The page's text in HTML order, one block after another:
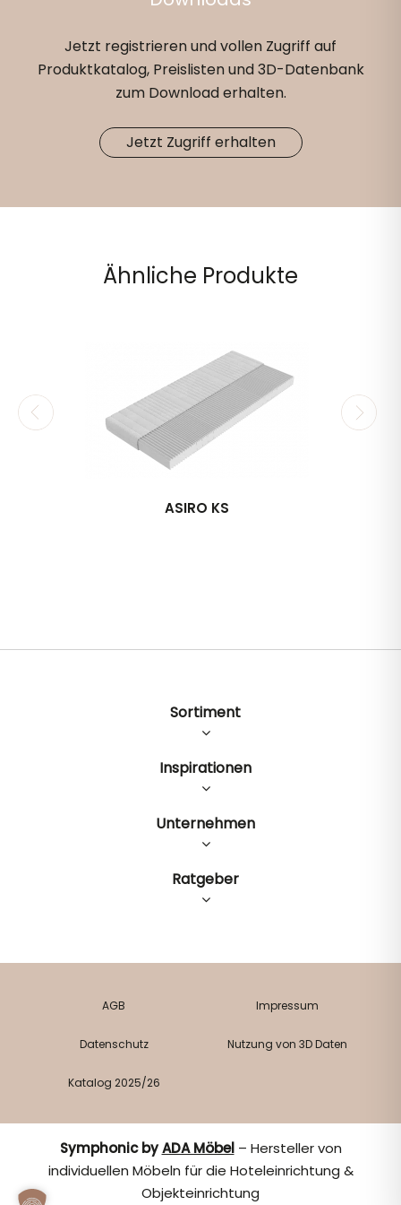
Jetzt registrieren und vollen Zugriff auf
Produktkatalog, Preislisten und 3D-Datenbank
zum Download erhalten.
Jetzt Zugriff erhalten
Ähnliche Produkte
ASIRO KS
Sortiment
Inspirationen
Unternehmen
Ratgeber
AGB Impressum
Datenschutz Nutzung von 3D Daten
Katalog 2025/26
Symphonic byADA Möbel– Hersteller von
individuellen Möbeln für die Hoteleinrichtung &
Objekteinrichtung